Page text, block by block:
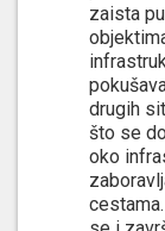
zaista
drugih
što se
oko